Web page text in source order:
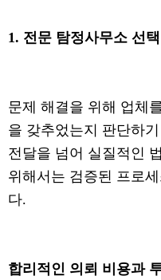
1. 전문 탐정사무소 선
문제 해결을 위해 업체
을 갖추었는지 판단하
전달을 넘어 실질적인
위해서는 검증된 프로
다.
합리적인 의뢰 비용과